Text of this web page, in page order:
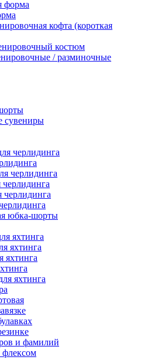
форма
кофта (короткая
костюм
/ разминочные
сувениры
черлидинга
черлидинга
черлидинга
юбка-шорты
яхтинга
яхтинга
яхтинга
яхтинга
и фамилий
флексом